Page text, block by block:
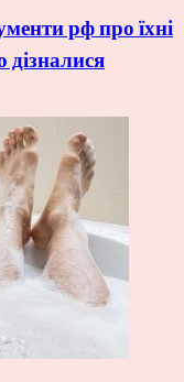
рф про їхні
дізналися